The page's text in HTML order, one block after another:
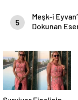
5
Meşk-i
Dokunan